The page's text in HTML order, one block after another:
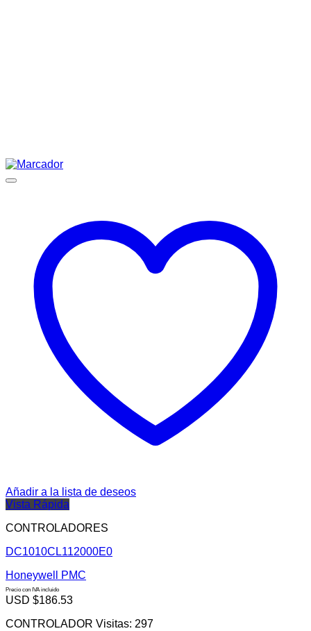
Añadir a la lista de deseos
Vista Rápida
CONTROLADORES
DC1010CL112000E0
Honeywell PMC
Precio con IVA incluido
USD $186.53
CONTROLADOR Visitas: 297